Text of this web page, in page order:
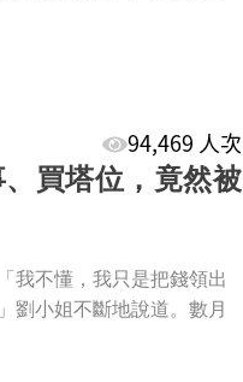
94,469 人次
買塔位，竟然被
我不懂，我只是把錢領出
劉小姐不斷地說道。數月